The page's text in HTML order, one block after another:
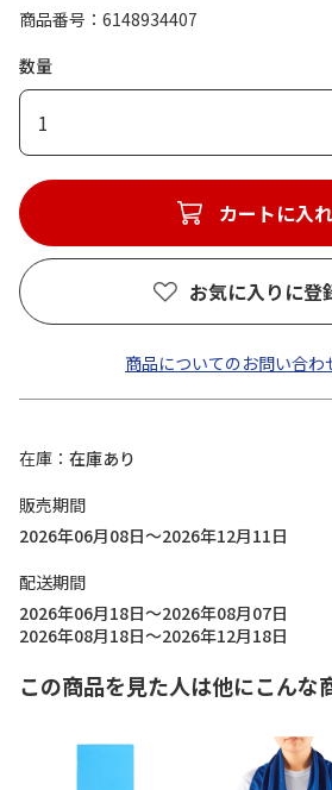
商品番号
6148934407
数量
1
カートに入
お気に入りに登
商品についてのお問い合わ
在庫
在庫あり
販売期間
2026年06月08日～2026年12月11日
配送期間
2026年06月18日～2026年08月07日
2026年08月18日～2026年12月18日
この商品を見た人は他にこんな